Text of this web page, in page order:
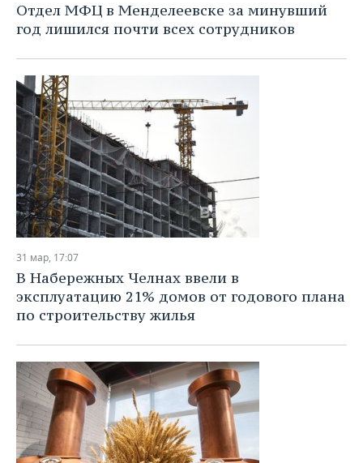
Отдел МФЦ в Менделеевске за минувший
год лишился почти всех сотрудников
31 мар, 17:07
В Набережных Челнах ввели в
эксплуатацию 21% домов от годового плана
по строительству жилья